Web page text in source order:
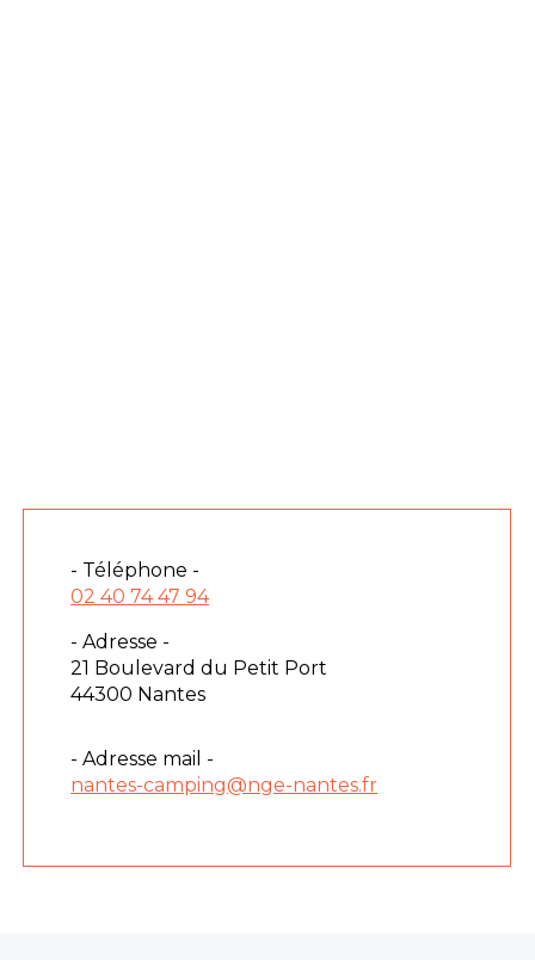
- Téléphone -
02 40 74 47 94
- Adresse -
21 Boulevard du Petit Port
44300 Nantes
- Adresse mail -
nantes-camping@nge-nantes.fr